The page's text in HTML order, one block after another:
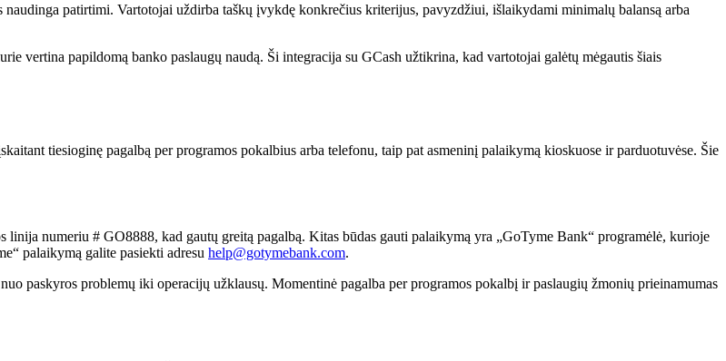
naudinga patirtimi. Vartotojai uždirba taškų įvykdę konkrečius kriterijus, pavyzdžiui, išlaikydami minimalų balansą arba
vertina papildomą banko paslaugų naudą. Ši integracija su GCash užtikrina, kad vartotojai galėtų mėgautis šiais
tiesioginę pagalbą per programos pokalbius arba telefonu, taip pat asmeninį palaikymą kioskuose ir parduotuvėse. Šie
numeriu # GO8888, kad gautų greitą pagalbą. Kitas būdas gauti palaikymą yra „GoTyme Bank“ programėlė, kurioje
palaikymą galite pasiekti adresu help@gotymebank.com.
​​paskyros problemų iki operacijų užklausų. Momentinė pagalba per programos pokalbį ir paslaugių žmonių prieinamumas